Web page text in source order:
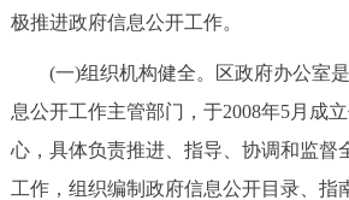
北京概况 十六区概览
绿色北京 图说北京
多语种
极推进政府信息公开工作。
(一)组织机构健全。区政府办公室是
息公开工作主管部门，于2008年5月成
心，具体负责推进、指导、协调和监督
工作，组织编制政府信息公开目录、指